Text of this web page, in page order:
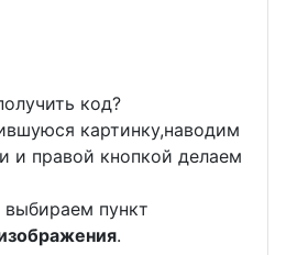
код?
картинку,наводим
и правой кнопкой делаем
пункт
.